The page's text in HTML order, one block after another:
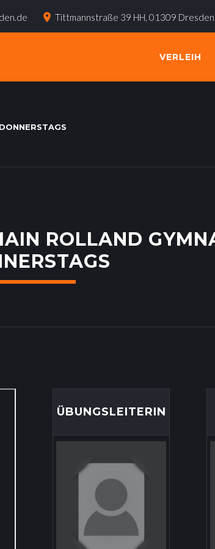
place Tittmannstraße 39 HH, 01309 Dresden
VERLEIH
ROLLAND
ÜBUNGSLEITERIN